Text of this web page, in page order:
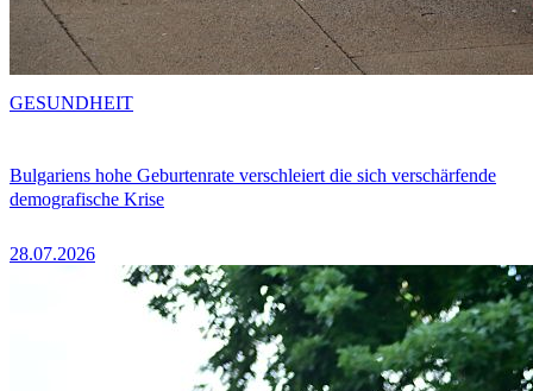
Bulgariens hohe Geburtenrate verschleiert die sich verschärfende
demografische Krise
28.07.2026
GESUNDHEIT